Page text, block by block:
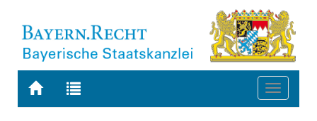
Zur
Zur
Toggle